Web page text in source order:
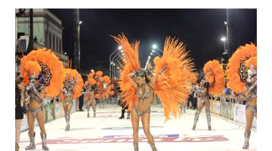
semana
largo
con
más
de
medio
millón
de
turistas